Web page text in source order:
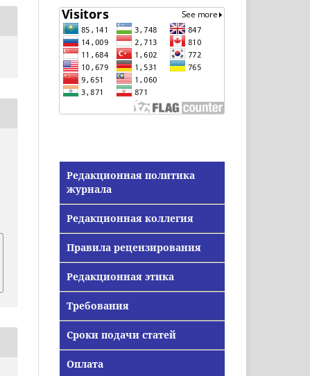
Редакционная политика
журнала
Редакционная коллегия
Правила рецензирования
Редакционная этика
Требования
Сроки подачи статей
Оплата